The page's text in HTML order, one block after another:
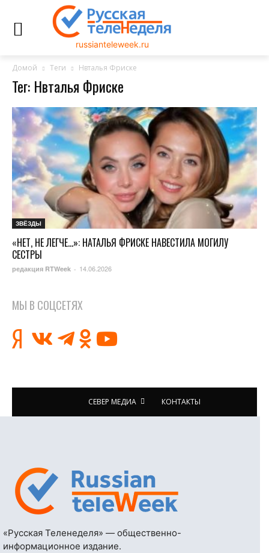
russianteleweek.ru
Домой Теги Нвталья Фриске
Тег: Нвталья Фриске
ЗВЁЗДЫ
«НЕТ, НЕ ЛЕГЧЕ…»: НАТАЛЬЯ ФРИСКЕ НАВЕСТИЛА МОГИЛУ
СЕСТРЫ
редакция RTWeek - 14.06.2026
МЫ В СОЦСЕТЯХ
СЕВЕР МЕДИА КОНТАКТЫ
«Русская Теленеделя» — общественно-
информационное издание.